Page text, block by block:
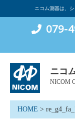
ニコム測器は、
079-
ニコ
NICOM
HOME >